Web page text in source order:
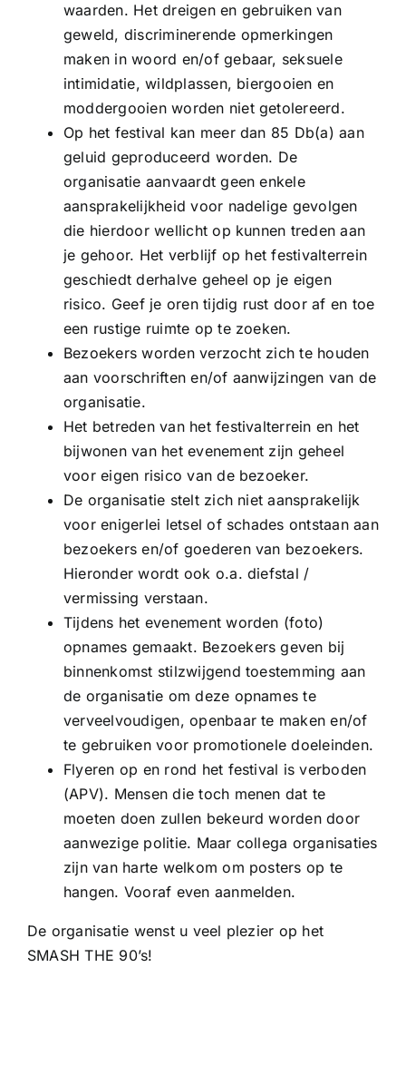
waarden. Het dreigen en gebruiken van
geweld, discriminerende opmerkingen
maken in woord en/of gebaar, seksuele
intimidatie, wildplassen, biergooien en
moddergooien worden niet getolereerd.
Op het festival kan meer dan 85 Db(a) aan
geluid geproduceerd worden. De
organisatie aanvaardt geen enkele
aansprakelijkheid voor nadelige gevolgen
die hierdoor wellicht op kunnen treden aan
je gehoor. Het verblijf op het festivalterrein
geschiedt derhalve geheel op je eigen
risico. Geef je oren tijdig rust door af en toe
een rustige ruimte op te zoeken.
Bezoekers worden verzocht zich te houden
aan voorschriften en/of aanwijzingen van de
organisatie.
Het betreden van het festivalterrein en het
bijwonen van het evenement zijn geheel
voor eigen risico van de bezoeker.
De organisatie stelt zich niet aansprakelijk
voor enigerlei letsel of schades ontstaan aan
bezoekers en/of goederen van bezoekers.
Hieronder wordt ook o.a. diefstal /
vermissing verstaan.
Tijdens het evenement worden (foto)
opnames gemaakt. Bezoekers geven bij
binnenkomst stilzwijgend toestemming aan
de organisatie om deze opnames te
verveelvoudigen, openbaar te maken en/of
te gebruiken voor promotionele doeleinden.
Flyeren op en rond het festival is verboden
(APV). Mensen die toch menen dat te
moeten doen zullen bekeurd worden door
aanwezige politie. Maar collega organisaties
zijn van harte welkom om posters op te
hangen. Vooraf even aanmelden.
De organisatie wenst u veel plezier op het
SMASH THE 90’s!